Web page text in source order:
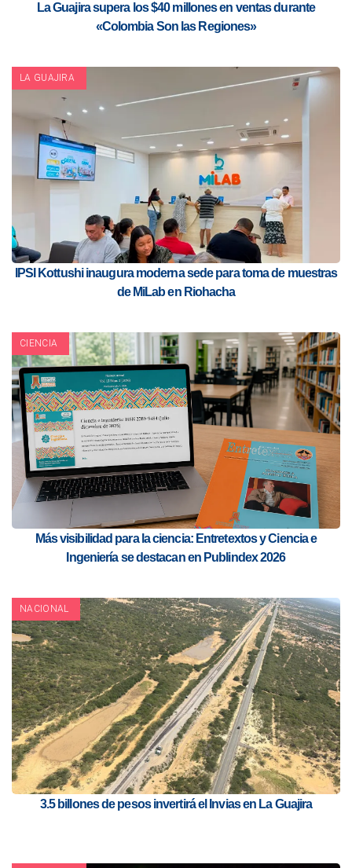
La Guajira supera los $40 millones en ventas durante
«Colombia Son las Regiones»
LA GUAJIRA
IPSI Kottushi inaugura moderna sede para toma de muestras
de MiLab en Riohacha
CIENCIA
Más visibilidad para la ciencia: Entretextos y Ciencia e
Ingeniería se destacan en Publindex 2026
NACIONAL
3.5 billones de pesos invertirá el Invias en La Guajira